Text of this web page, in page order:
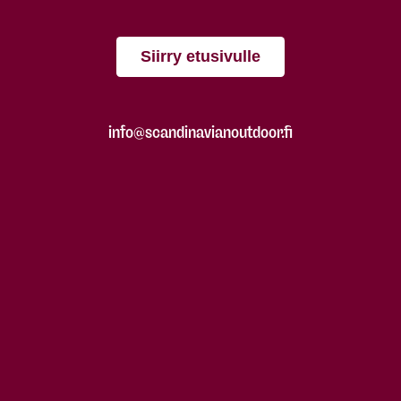
Siirry etusivulle
info@scandinavianoutdoor.fi